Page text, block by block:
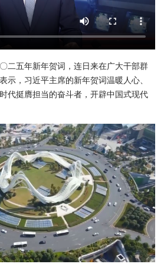
二五年新年贺词，连日来在广大干部群
示，习近平主席的新年贺词温暖人心、
代挺膺担当的奋斗者，开辟中国式现代